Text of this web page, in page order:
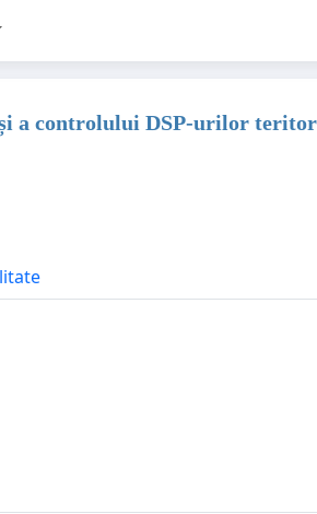
a controlului DSP-urilor